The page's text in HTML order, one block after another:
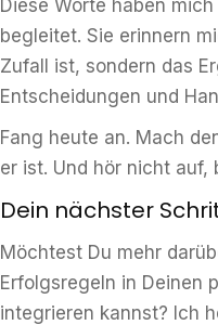
Diese Worte haben
begleitet. Sie erinnern
Zufall ist, sondern das
Entscheidungen und
Fang heute an. Mach
er ist. Und hör nicht auf,
Dein nächster
Möchtest Du mehr
Erfolgsregeln in Deinen
integrieren kannst? Ich